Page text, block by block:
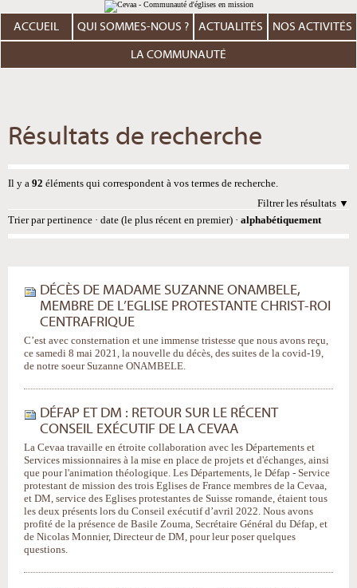
au
contenu.
Aller
personnels
ACCUEIL QUI SOMMES-NOUS ? ACTUALITÉS NOS ACTIVITÉS
LA COMMUNAUTÉ
Résultats de recherche
Il y a 92 éléments qui correspondent à vos termes de recherche.
Filtrer les résultats
Trier par pertinence · date (le plus récent en premier) · alphabétiquement
DÉCÈS DE MADAME SUZANNE ONAMBELE,
MEMBRE DE L’EGLISE PROTESTANTE CHRIST-ROI
CENTRAFRIQUE
C’est avec consternation et une immense tristesse que nous avons reçu,
ce samedi 8 mai 2021, la nouvelle du décès, des suites de la covid-19,
de notre soeur Suzanne ONAMBELE.
DÉFAP ET DM : RETOUR SUR LE RÉCENT
CONSEIL EXÉCUTIF DE LA CEVAA
La Cevaa travaille en étroite collaboration avec les Départements et
Services missionnaires à la mise en place de projets et d'échanges, ainsi
que pour l'animation théologique. Les Départements, le Défap - Service
protestant de mission des trois Eglises de France membres de la Cevaa,
et DM, service des Eglises protestantes de Suisse romande, étaient tous
les deux présents lors du Conseil exécutif d’avril 2022. Nous avons
profité de la présence de Basile Zouma, Secrétaire Général du Défap, et
de Nicolas Monnier, Directeur de DM, pour leur poser quelques
questions.